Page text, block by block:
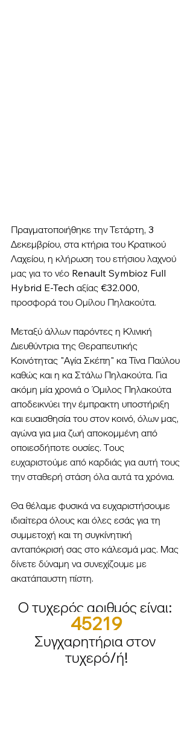
Πραγματοποιήθηκε την Τετάρτη, 3
Δεκεμβρίου, στα κτήρια του Κρατικού
Λαχείου, η κλήρωση του ετήσιου λαχνού
μας για το νέο Renault Symbioz Full
Hybrid E-Tech αξίας €32.000,
προσφορά του Ομίλου Πηλακούτα.
Μεταξύ άλλων παρόντες η Κλινική
Διευθύντρια της Θεραπευτικής
Κοινότητας "Αγία Σκέπη" κα Τίνα Παύλου
καθώς και η κα Στάλω Πηλακούτα. Για
ακόμη μία χρονιά ο Όμιλος Πηλακούτα
αποδεικνύει την έμπρακτη υποστήριξη
και ευαισθησία του στον κοινό, όλων μας,
αγώνα για μια ζωή αποκομμένη από
οποιεσδήποτε ουσίες. Τους
ευχαριστούμε από καρδιάς για αυτή τους
την σταθερή στάση όλα αυτά τα χρόνια.
Θα θέλαμε φυσικά να ευχαριστήσουμε
ιδιαίτερα όλους και όλες εσάς για τη
συμμετοχή και τη συγκίνητική
ανταπόκρισή σας στο κάλεσμά μας. Μας
δίνετε δύναμη να συνεχίζουμε με
ακατάπαυστη πίστη.
Ο τυχερός αριθμός είναι:
45219
Συγχαρητήρια στον
τυχερό/ή!